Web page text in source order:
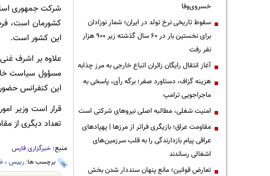
شرکت جمهوری
کشورمان است،
این کشور است.
مسؤول سیاست
این کنفرانس
قرار است وزیر
تعداد دیگری از
منبع: خبرگزاری فارس
برچسب ها: رییس،
خسروی‌وفا
سقوط تاریخی نرخ تولد در ایران؛ شمار نوزادان
برای نخستین بار در ۶۰ سال گذشته زیر ۹۰۰ هزار
نفر رفت
آغاز انتقال رایگان زائران اتباع خارجی به مرز چذابه
هزینه گزاف، دستاورد صفر؛ برگه رأی، پاسخی به
ماجراجویی ترامپ
‌امنیت شغلی، مطالبه اصلی نیروهای شرکتی است
مقاومت عراق؛ بازیگری فراتر از مرزها | پهپادهای
عراقی پیام بازدارندگی را به قلب سرزمین‌های
اشغالی رساندند
تعارض قوانین؛ مانع پنهان سنددار شدن بخش